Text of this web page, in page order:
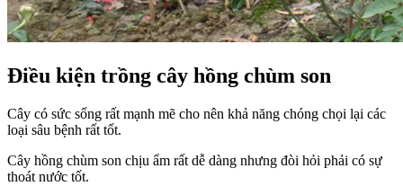
Điều kiện trồng cây hồng chùm son
Cây có sức sống rất mạnh mẽ cho nên khả năng chóng chọi lại các
loại sâu bệnh rất tốt.
Cây hồng chùm son chịu ẩm rất dễ dàng nhưng đòi hỏi phải có sự
thoát nước tốt.